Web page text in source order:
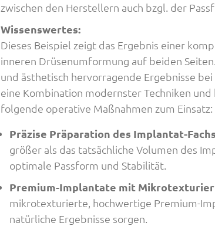
zwischen den Herstellern auch bzgl. der
Wissenswertes:
Dieses Beispiel zeigt das Ergebnis einer
inneren Drüsenumformung auf beiden
und ästhetisch hervorragende Ergebnisse
eine Kombination modernster Techniken
folgende operative Maßnahmen zum Einsatz:
Präzise Präparation des Implantat-Fachs
größer als das tatsächliche Volumen des
optimale Passform und Stabilität.
Premium-Implantate mit
mikrotexturierte, hochwertige Premium-
natürliche Ergebnisse sorgen.